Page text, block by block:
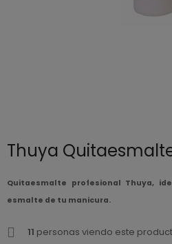
Thuya
Quitaesmalte profesional Thuya,
esmalte de tu manicura.
11 personas viendo este